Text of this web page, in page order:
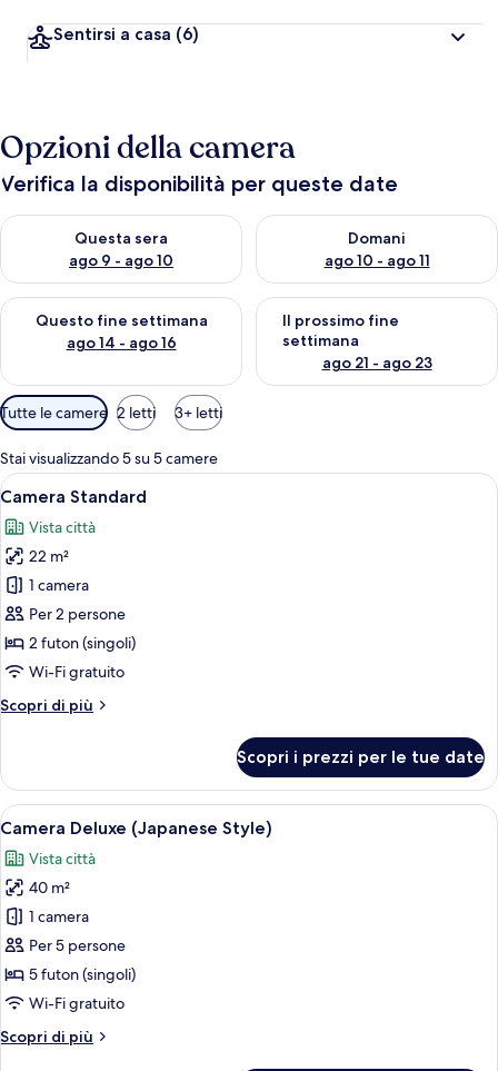
l
t
e
i
v
t
Sentirsi a casa (6)
Opzioni della camera
Verifica la disponibilità per queste date
Questa sera
ago 9 - ago 10
Verifica la disponibilità per questa sera, ago 9 - ago 10
Domani
ago 10 - ago 11
Verifica la disponibilità per
Questo fine settimana
ago 14 - ago 16
Verifica la disponibilità per questo fine settimana, ago 14 -
Il prossimo fine
settimana
ago 21 - ago 23
Verifica la disponibilità per il
Filtri
disponibili
per
le
camere
Tutte le camere 2 letti 3+ letti
Stai visualizzando 5 su 5 camere
Apri
tutte
le
foto
per
Camera
Standard
Una tradizionale stanza
9
Camera Standard
Vista città
22 m²
1 camera
Per 2 persone
2 futon (singoli)
Wi-Fi gratuito
Scopri di più
Altri
Standard
Scopri i prezzi per le tue date
Apri
tutte
le
foto
per
Camera
Deluxe
(Japanese
Una stanza con un tavolino in
9
Camera Deluxe (Japanese Style)
Vista città
40 m²
1 camera
Per 5 persone
5 futon (singoli)
Wi-Fi gratuito
Scopri di più
Altri